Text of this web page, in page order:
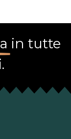
in tutte